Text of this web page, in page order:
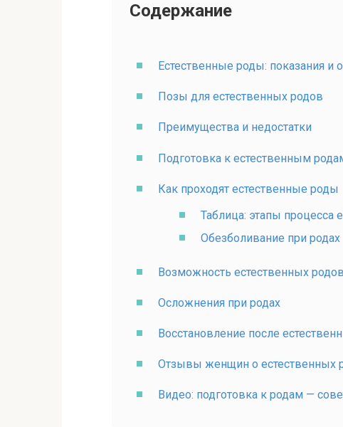
Содержание
Естественные роды: показания и
Позы для естественных родов
Преимущества и недостатки
Подготовка к естественным
Как проходят естественные роды
Таблица: этапы процесса
Обезболивание при родах
Возможность естественных
Осложнения при родах
Восстановление после
Отзывы женщин о естественных
Видео: подготовка к родам —